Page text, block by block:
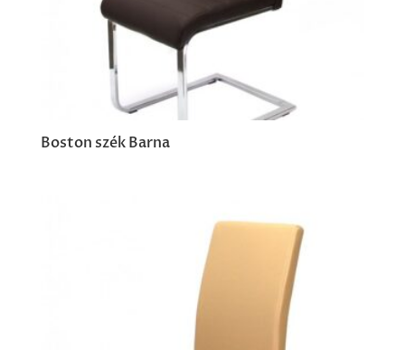
Boston szék Barna